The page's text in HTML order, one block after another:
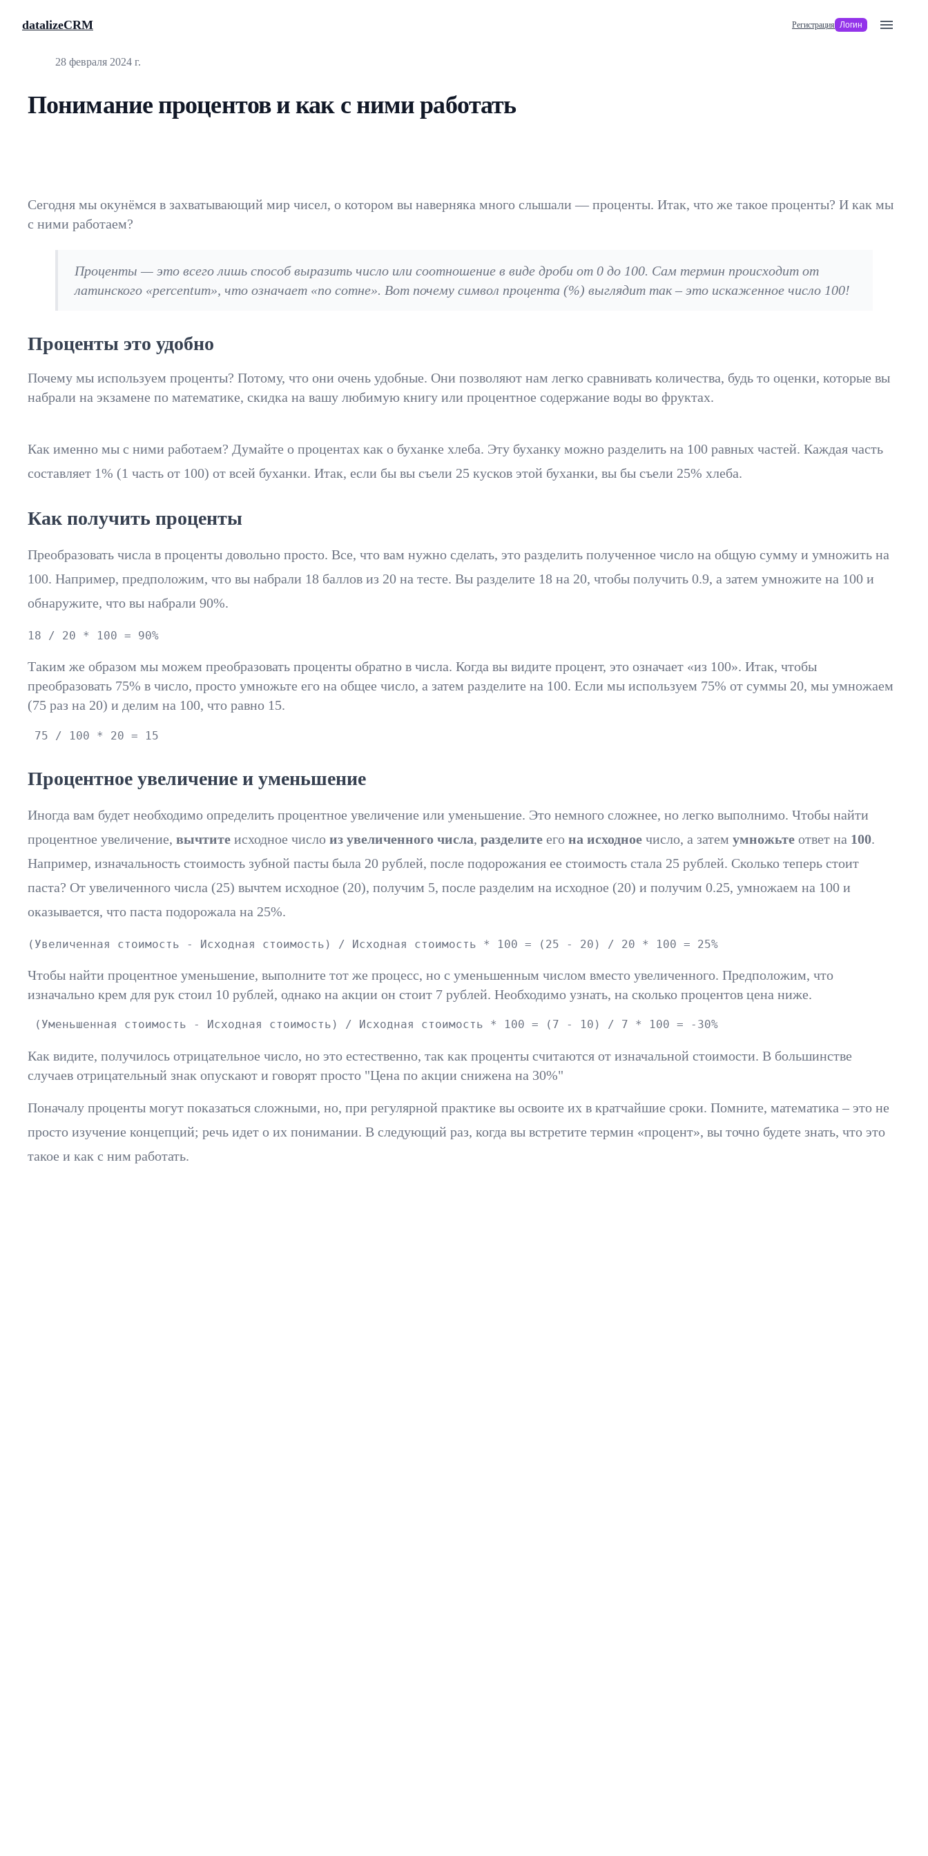
datalizeCRM Регистрация Логин menu
Опубликовано
28 февраля 2024 г.
Понимание процентов и как с ними работать
Сегодня мы окунёмся в захватывающий мир чисел, о котором вы наверняка много слышали — проценты. Итак, что же такое проценты? И как мы
с ними работаем?
Проценты — это всего лишь способ выразить число или соотношение в виде дроби от 0 до 100. Сам термин происходит от
латинского «percentum», что означает «по сотне». Вот почему символ процента (%) выглядит так – это искаженное число 100!
Проценты это удобно
Почему мы используем проценты? Потому, что они очень удобные. Они позволяют нам легко сравнивать количества, будь то оценки, которые вы
набрали на экзамене по математике, скидка на вашу любимую книгу или процентное содержание воды во фруктах.
Как именно мы с ними работаем? Думайте о процентах как о буханке хлеба. Эту буханку можно разделить на 100 равных частей. Каждая часть
составляет 1% (1 часть от 100) от всей буханки. Итак, если бы вы съели 25 кусков этой буханки, вы бы съели 25% хлеба.
Как получить проценты
Преобразовать числа в проценты довольно просто. Все, что вам нужно сделать, это разделить полученное число на общую сумму и умножить на
100. Например, предположим, что вы набрали 18 баллов из 20 на тесте. Вы разделите 18 на 20, чтобы получить 0.9, а затем умножите на 100 и
обнаружите, что вы набрали 90%.
18 / 20 * 100 = 90%
Таким же образом мы можем преобразовать проценты обратно в числа. Когда вы видите процент, это означает «из 100». Итак, чтобы
преобразовать 75% в число, просто умножьте его на общее число, а затем разделите на 100. Если мы используем 75% от суммы 20, мы умножаем
(75 раз на 20) и делим на 100, что равно 15.
75 / 100 * 20 = 15
Процентное увеличение и уменьшение
Иногда вам будет необходимо определить процентное увеличение или уменьшение. Это немного сложнее, но легко выполнимо. Чтобы найти
процентное увеличение, вычтите исходное число из увеличенного числа, разделите его на исходное число, а затем умножьте ответ на 100.
Например, изначальность стоимость зубной пасты была 20 рублей, после подорожания ее стоимость стала 25 рублей. Сколько теперь стоит
паста? От увеличенного числа (25) вычтем исходное (20), получим 5, после разделим на исходное (20) и получим 0.25, умножаем на 100 и
оказывается, что паста подорожала на 25%.
(Увеличенная стоимость - Исходная стоимость) / Исходная стоимость * 100 = (25 - 20) / 20 * 100 = 25%
Чтобы найти процентное уменьшение, выполните тот же процесс, но с уменьшенным числом вместо увеличенного. Предположим, что
изначально крем для рук стоил 10 рублей, однако на акции он стоит 7 рублей. Необходимо узнать, на сколько процентов цена ниже.
(Уменьшенная стоимость - Исходная стоимость) / Исходная стоимость * 100 = (7 - 10) / 7 * 100 = -30%
Как видите, получилось отрицательное число, но это естественно, так как проценты считаются от изначальной стоимости. В большинстве
случаев отрицательный знак опускают и говорят просто "Цена по акции снижена на 30%"
Поначалу проценты могут показаться сложными, но, при регулярной практике вы освоите их в кратчайшие сроки. Помните, математика – это не
просто изучение концепций; речь идет о их понимании. В следующий раз, когда вы встретите термин «процент», вы точно будете знать, что это
такое и как с ним работать.